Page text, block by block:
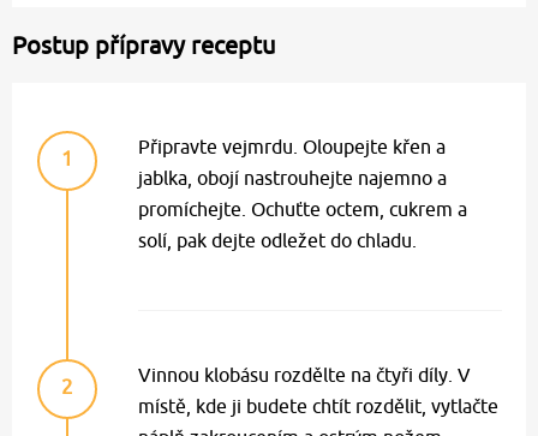
Postup přípravy receptu
1
Připravte vejmrdu. Oloupejte křen a
jablka, obojí nastrouhejte najemno a
promíchejte. Ochuťte octem, cukrem a
solí, pak dejte odležet do chladu.
2
Vinnou klobásu rozdělte na čtyři díly. V
místě, kde ji budete chtít rozdělit, vytlačte